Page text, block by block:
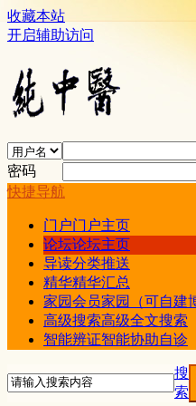
收藏本站
开启辅助访问
密码
快捷导航
门户门户主页
论坛论坛主页
导读分类推送
精华精华汇总
家园会员家园（可自建
高级搜索高级全文搜索
智能辨证智能协助自诊
搜
索